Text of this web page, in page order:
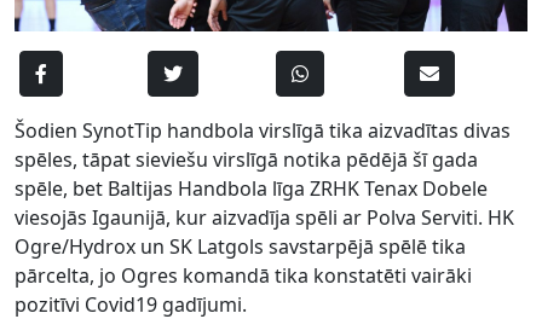
Šodien SynotTip handbola virslīgā tika aizvadītas divas
spēles, tāpat sieviešu virslīgā notika pēdējā šī gada
spēle, bet Baltijas Handbola līga ZRHK Tenax Dobele
viesojās Igaunijā, kur aizvadīja spēli ar Polva Serviti. HK
Ogre/Hydrox un SK Latgols savstarpējā spēlē tika
pārcelta, jo Ogres komandā tika konstatēti vairāki
pozitīvi Covid19 gadījumi.